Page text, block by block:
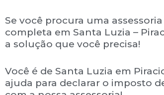
Se você procura uma
completa em Santa Luzia –
a solução que você precisa!
Você é de Santa Luzia em
ajuda para declarar o imposto